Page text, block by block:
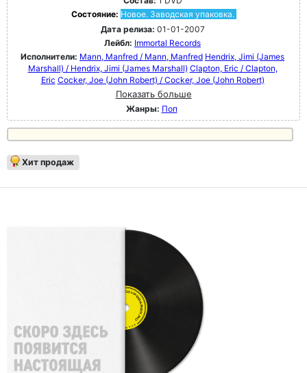
Состояние: Новое. Заводская упаковка.
Дата релиза: 01-01-2007
Лейбл: Immortal Records
Исполнители: Mann, Manfred / Mann, Manfred Hendrix, Jimi (James
Marshall) / Hendrix, Jimi (James Marshall) Clapton, Eric / Clapton,
Eric Cocker, Joe (John Robert) / Cocker, Joe (John Robert)
Показать больше
Жанры: Поп
Хит продаж